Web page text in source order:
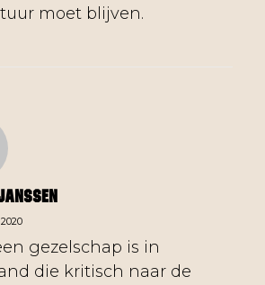
moet blijven.
gezelschap is in
die kritisch naar de